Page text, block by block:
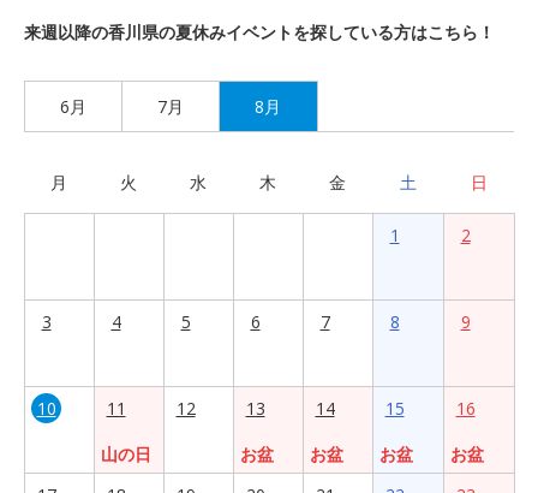
来週以降の香川県の夏休みイベントを探している方はこちら！
6月 7月 8月
月 火 水 木 金 土 日
1 2
3 4 5 6 7 8 9
10
11
山の日
12
13
お盆
14
お盆
15
お盆
16
お盆